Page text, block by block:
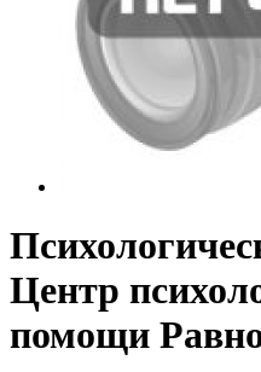
Центр
помощи